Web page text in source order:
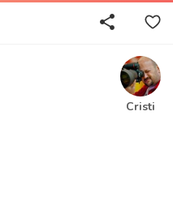
share
Cristi